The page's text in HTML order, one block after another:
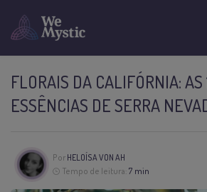
FLORAIS DA CALIFÓRNIA: AS
ESSÊNCIAS DE SERRA
Por HELOÍSA VON AH
Tempo de leitura: 7 min